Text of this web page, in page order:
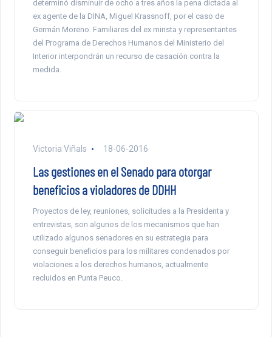
determinó disminuir de ocho a tres años la pena dictada al
ex agente de la DINA, Miguel Krassnoff, por el caso de
Germán Moreno. Familiares del ex mirista y representantes
del Programa de Derechos Humanos del Ministerio del
Interior interpondrán un recurso de casación contra la
medida.
Victoria Viñals 18-06-2016
Las gestiones en el Senado para otorgar
beneficios a violadores de DDHH
Proyectos de ley, reuniones, solicitudes a la Presidenta y
entrevistas, son algunos de los mecanismos que han
utilizado algunos senadores en su estrategia para
conseguir beneficios para los militares condenados por
violaciones a los derechos humanos, actualmente
recluidos en Punta Peuco.